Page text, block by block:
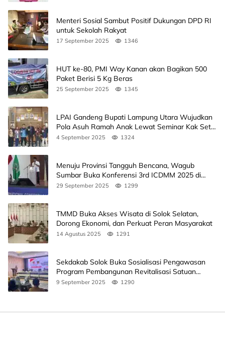
Menteri Sosial Sambut Positif Dukungan DPD RI
untuk Sekolah Rakyat
17 September 2025 1346
HUT ke-80, PMI Way Kanan akan Bagikan 500
Paket Berisi 5 Kg Beras
25 September 2025 1345
LPAI Gandeng Bupati Lampung Utara Wujudkan
Pola Asuh Ramah Anak Lewat Seminar Kak Seto,
Ini Jadwalnya
4 September 2025 1324
Menuju Provinsi Tangguh Bencana, Wagub
Sumbar Buka Konferensi 3rd ICDMM 2025 di
Unand
29 September 2025 1299
TMMD Buka Akses Wisata di Solok Selatan,
Dorong Ekonomi, dan Perkuat Peran Masyarakat
14 Agustus 2025 1291
Sekdakab Solok Buka Sosialisasi Pengawasan
Program Pembangunan Revitalisasi Satuan
Pendidikan
9 September 2025 1290